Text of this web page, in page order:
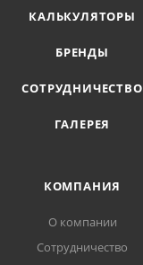
КАЛЬКУЛЯТОРЫ
БРЕНДЫ
СОТРУДНИЧЕСТВО
ГАЛЕРЕЯ
КОМПАНИЯ
О компании
Сотрудничество